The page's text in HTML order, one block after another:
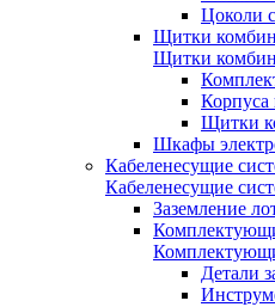
Цоколи
Щитки
Щитки
Щитки
Шкафы
Кабеленесущие
Кабеленесущие
Заземление
Детали